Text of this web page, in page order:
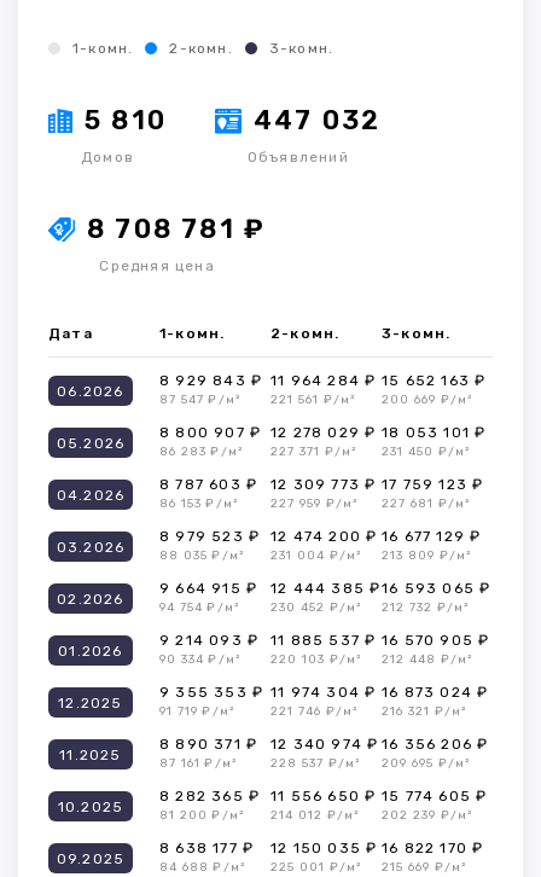
1-комн. 2-комн. 3-комн.
5 810
Домов
447 032
Объявлений
8 708 781 ₽
Средняя цена
Дата 1-комн. 2-комн. 3-комн.
06.2026
8 929 843 ₽
87 547 ₽/м²
11 964 284 ₽
221 561 ₽/м²
15 652 163 ₽
200 669 ₽/м²
05.2026
8 800 907 ₽
86 283 ₽/м²
12 278 029 ₽
227 371 ₽/м²
18 053 101 ₽
231 450 ₽/м²
04.2026
8 787 603 ₽
86 153 ₽/м²
12 309 773 ₽
227 959 ₽/м²
17 759 123 ₽
227 681 ₽/м²
03.2026
8 979 523 ₽
88 035 ₽/м²
12 474 200 ₽
231 004 ₽/м²
16 677 129 ₽
213 809 ₽/м²
02.2026
9 664 915 ₽
94 754 ₽/м²
12 444 385 ₽
230 452 ₽/м²
16 593 065 ₽
212 732 ₽/м²
01.2026
9 214 093 ₽
90 334 ₽/м²
11 885 537 ₽
220 103 ₽/м²
16 570 905 ₽
212 448 ₽/м²
12.2025
9 355 353 ₽
91 719 ₽/м²
11 974 304 ₽
221 746 ₽/м²
16 873 024 ₽
216 321 ₽/м²
11.2025
8 890 371 ₽
87 161 ₽/м²
12 340 974 ₽
228 537 ₽/м²
16 356 206 ₽
209 695 ₽/м²
10.2025
8 282 365 ₽
81 200 ₽/м²
11 556 650 ₽
214 012 ₽/м²
15 774 605 ₽
202 239 ₽/м²
09.2025
8 638 177 ₽
84 688 ₽/м²
12 150 035 ₽
225 001 ₽/м²
16 822 170 ₽
215 669 ₽/м²